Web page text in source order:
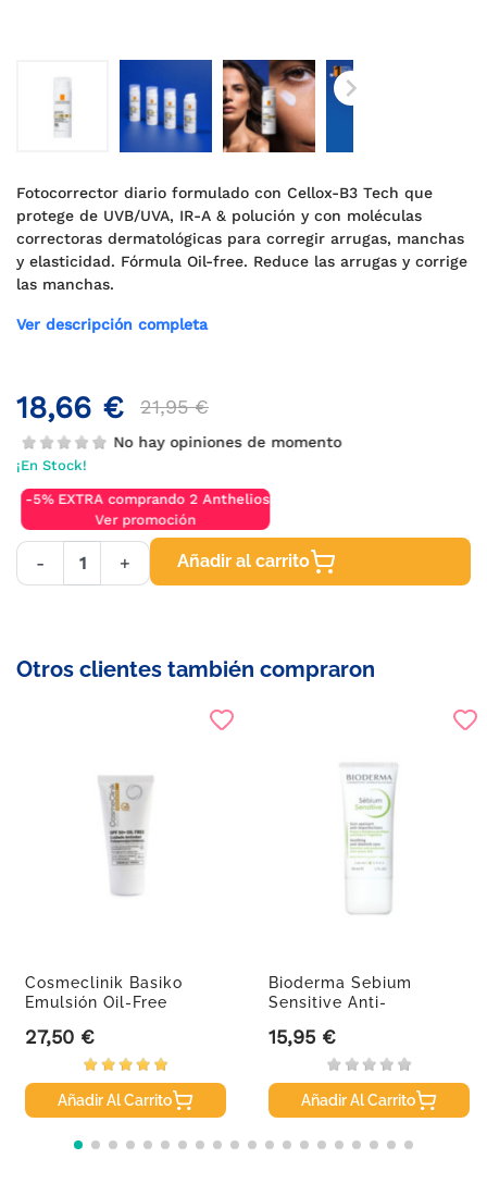

Fotocorrector diario formulado con Cellox-B3 Tech que
protege de UVB/UVA, IR-A & polución y con moléculas
correctoras dermatológicas para corregir arrugas, manchas
y elasticidad. Fórmula Oil-free. Reduce las arrugas y corrige
las manchas.
Ver descripción completa
18,66 € 21,95 €
No hay opiniones de momento
¡En Stock!
-5% EXTRA comprando 2 Anthelios
Ver promoción
- + Añadir al carrito
Otros clientes también compraron
Cosmeclinik Basiko
Emulsión Oil-Free
Precio
27,50 €
Añadir Al Carrito
Bioderma Sebium
Sensitive Anti-
Precio
15,95 €
Añadir Al Carrito